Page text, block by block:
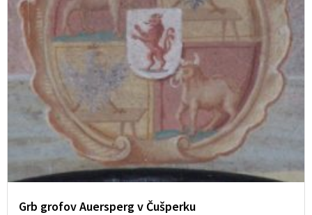
Grb grofov Auersperg v Čušperku